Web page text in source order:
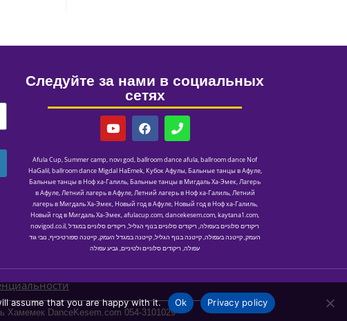
Следуйте за нами в социальных
сетях
Afula Cup ,Summer camp , novו god ,ballroom dance afula ,ballroom dance Nof
HaGalil, ballroom dance Migdal HaEmek, Кубок Афулы, Бальные танцы в Афуле,
Бальные танцы в Ноф ха-Галиль ,Бальные танцы в Мигдаль Ха-Эмек Лагерь
в Афуле, Летний лагерь в Афуле, Летний лагерь в Ноф ха-Галиль, Летний
лагерь в Мигдаль Ха-Эмек Новый год в Афуле, Новый год в Ноф ха-Галиль,
Новый год в Мигдаль Ха-Эмек ,afulacup.com ,dancekesem.com ,kaytana1.com
novigod.co.il , ריקודים סלוניים בעפולה, ריקודים סלוניים בנוף הגליל, ריקודים סלוניים במגדל
העמק, קייטנה בעפולה, קייטנה בנוף הגליל, קייטנה במגדל העמק, קייטנה ספורטיכייף, נובי גוד
עפולה, ריקודים סלוניים ולטיניים, גביע עפולה
DanceKesem.com 054-3101029
assume that you are happy with it. Ok Privacy policy